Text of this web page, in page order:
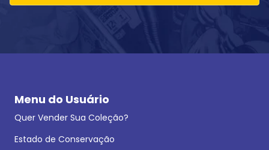
Menu do Usuário
Quer Vender Sua Coleção?
Estado de Conservação